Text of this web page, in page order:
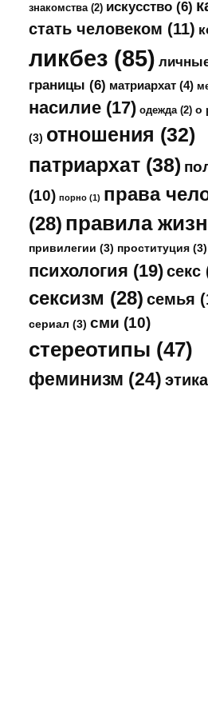
знакомства (2) искусство (6)
стать человеком (11)
ликбез (85)
границы (6) матриархат (4)
насилие (17) одежда (2) о
(3) отношения (32)
патриархат (38)
(10) порно (1) права
(28) правила
привилегии (3) проституция (3)
психология (19)секс
сексизм (28) семья
сериал (3) сми (10)
стереотипы (47)
феминизм (24) этика